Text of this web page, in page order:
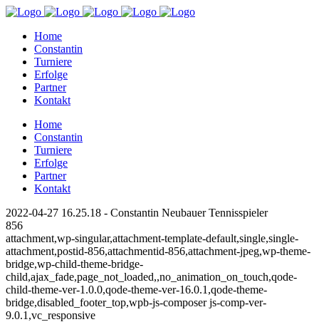
Home
Constantin
Turniere
Erfolge
Partner
Kontakt
Home
Constantin
Turniere
Erfolge
Partner
Kontakt
2022-04-27 16.25.18 - Constantin Neubauer Tennisspieler
856
attachment,wp-singular,attachment-template-default,single,single-
attachment,postid-856,attachmentid-856,attachment-jpeg,wp-theme-
bridge,wp-child-theme-bridge-
child,ajax_fade,page_not_loaded,,no_animation_on_touch,qode-
child-theme-ver-1.0.0,qode-theme-ver-16.0.1,qode-theme-
bridge,disabled_footer_top,wpb-js-composer js-comp-ver-
9.0.1,vc_responsive